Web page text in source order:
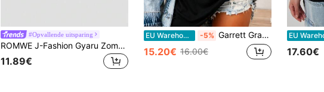
#Opvallende uitsparing
ROMWE J-Fashion Gyaru Zomer Strandconcert Dames Rave Festival Streetwear Y2K Sexy Asymmetrische Schouder Contrasterende Streep T-shirt
11.89€
EU Warehouse -5% Garrett Graham Briar U Tanktop, Tanktop met boekprint voor buiten de campus, Tanktop voor universiteitshockey, Cadeau voor hockeyfans...
15.20€ 16.00€ 17.60€